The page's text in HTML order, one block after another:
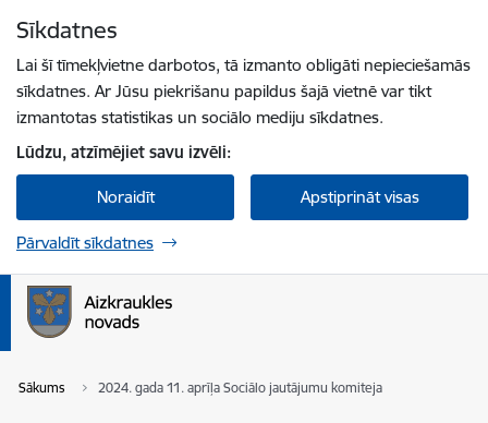
Sīkdatnes
Lai šī tīmekļvietne darbotos, tā izmanto obligāti nepieciešamās
sīkdatnes. Ar Jūsu piekrišanu papildus šajā vietnē var tikt
izmantotas statistikas un sociālo mediju sīkdatnes.
Lūdzu, atzīmējiet savu izvēli:
Noraidīt Apstiprināt visas
Pārvaldīt sīkdatnes
Sākums 2024. gada 11. aprīļa Sociālo jautājumu komiteja